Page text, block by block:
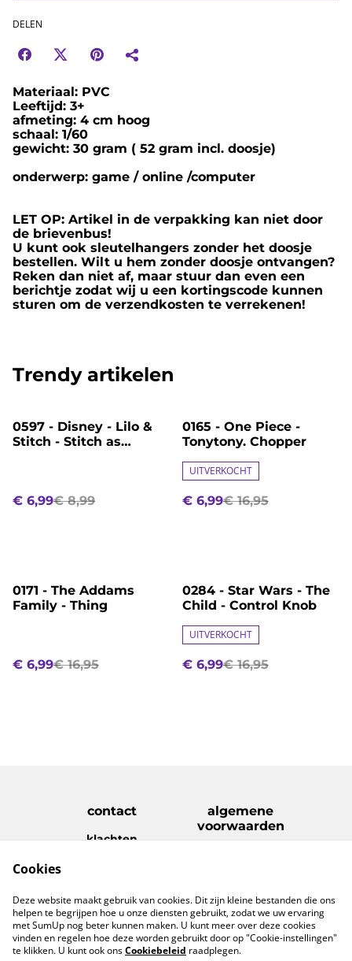
DELEN
Materiaal: PVC
Leeftijd: 3+
afmeting: 4 cm hoog
schaal: 1/60
gewicht: 30 gram ( 52 gram incl. doosje)
onderwerp: game / online /computer
LET OP: Artikel in de verpakking kan niet door
de brievenbus!
U kunt ook sleutelhangers zonder het doosje
bestellen. Wilt u hem zonder doosje ontvangen?
Reken dan niet af, maar stuur dan even een
berichtje zodat wij u een kortingscode kunnen
sturen om de verzendkosten te verrekenen!
Trendy artikelen
%
0597 - Disney - Lilo &
Stitch - Stitch as
€ 6,99€ 8,99
%
0165 - One Piece -
Tonytony. Chopper
UITVERKOCHT
€ 6,99€ 16,95
%
0171 - The Addams
Family - Thing
€ 6,99€ 16,95
%
0284 - Star Wars - The
Child - Control Knob
UITVERKOCHT
€ 6,99€ 16,95
contact
klachten
algemene
voorwaarden
verzenden &
retouren
Cookies
Deze website maakt gebruik van cookies. Dit zijn kleine bestanden die ons
helpen te begrijpen hoe u onze diensten gebruikt, zodat we uw ervaring
met SumUp nog beter kunnen maken. U kunt meer over deze cookies
vinden en regelen hoe deze worden gebruikt door op "Cookie-instellingen"
te klikken. U kunt ook onsCookiebeleid raadplegen.